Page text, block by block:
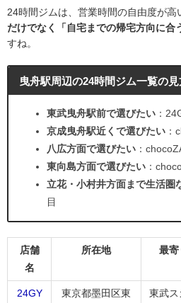
24時間ジムは、営業時間の自由度が高
だけでなく「自宅までの帰宅方向に合
すね。
曳舟駅周辺の24時間ジム一覧の見
東武曳舟駅前で選びたい ：
京成曳舟駅近くで選びたい ：
八広方面で選びたい ：
東向島方面で選びたい ：
立花・小村井方面まで生活圏
目
店舗
名
所在地 最寄
24GY
東京都墨田区東
東武ス